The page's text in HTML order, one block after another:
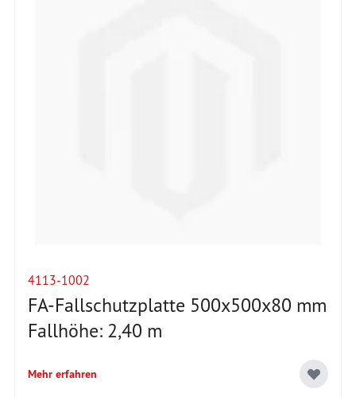
4113-1002
FA-Fallschutzplatte 500x500x80 mm
Fallhöhe: 2,40 m
Mehr erfahren